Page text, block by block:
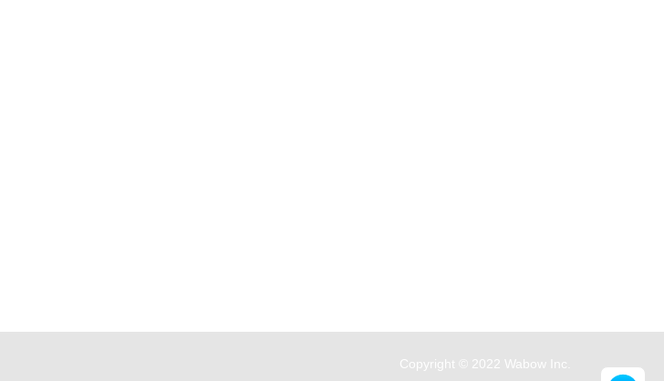
Copyright © 2022 Wabow Inc.